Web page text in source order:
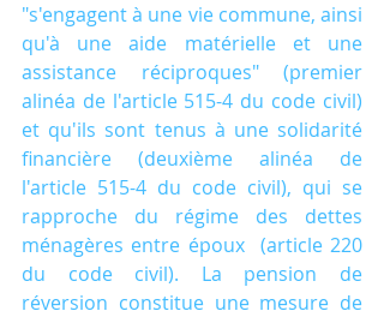
"s'engagent à une vie commune, ainsi
qu'à une aide matérielle et une
assistance réciproques" (premier
alinéa de l'article 515-4 du code civil)
et qu'ils sont tenus à une solidarité
financière (deuxième alinéa de
l'article 515-4 du code civil), qui se
rapproche du régime des dettes
ménagères entre époux  (article 220
du code civil). La pension de
réversion constitue une mesure de